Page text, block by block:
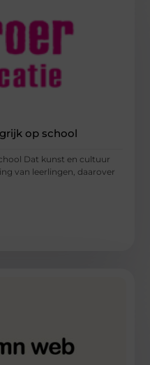
op school
Dat kunst en cultuur
van leerlingen, daarover